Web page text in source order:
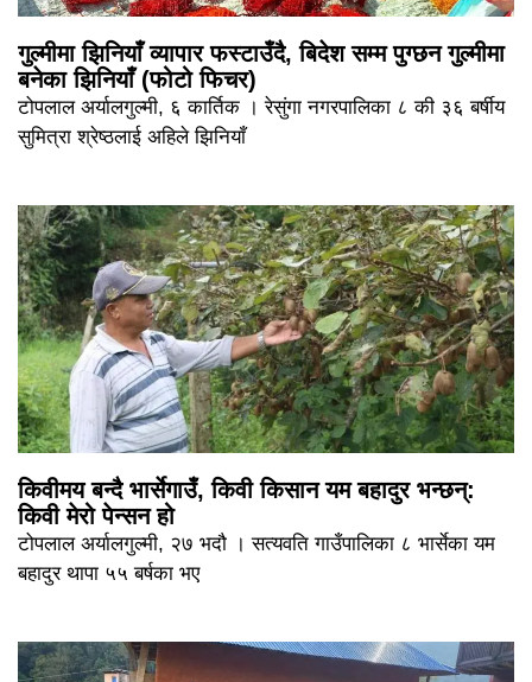
गुल्मीमा झिनियाँ व्यापार फस्टाउँदै, बिदेश सम्म पुग्छन गुल्मीमा
बनेका झिनियाँ (फोटो फिचर)
टोपलाल अर्यालगुल्मी, ६ कार्तिक । रेसुंगा नगरपालिका ८ की ३६ बर्षीय
सुमित्रा श्रेष्ठलाई अहिले झिनियाँ
किवीमय बन्दै भार्सेगाउँ, किवी किसान यम बहादुर भन्छन्:
किवी मेरो पेन्सन हो
टोपलाल अर्यालगुल्मी, २७ भदौ । सत्यवति गाउँपालिका ८ भार्सेका यम
बहादुर थापा ५५ बर्षका भए